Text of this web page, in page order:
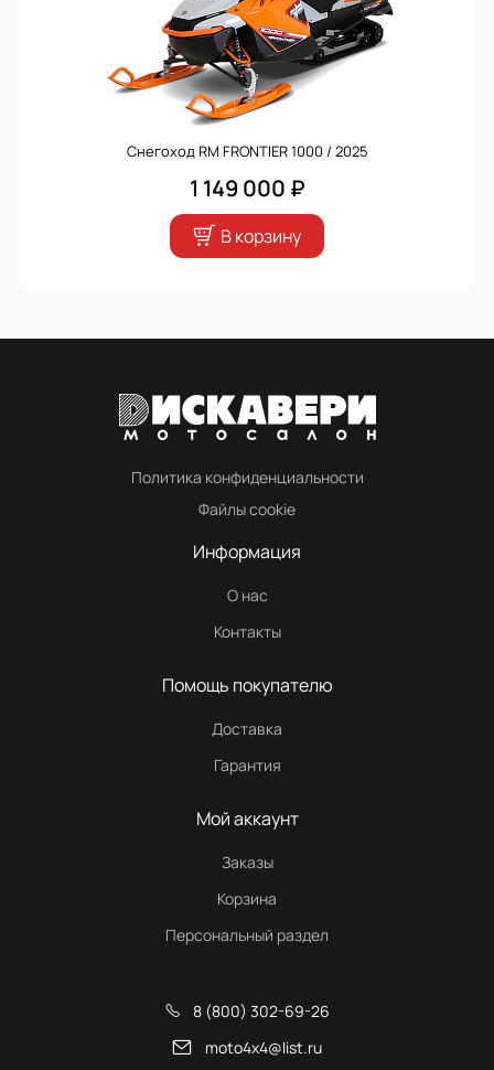
Снегоход RM FRONTIER 1000 / 2025
1 149 000 ₽
В корзину
Политика конфиденциальности
Файлы cookie
Информация
О нас
Контакты
Помощь покупателю
Доставка
Гарантия
Мой аккаунт
Заказы
Корзина
Персональный раздел
8 (800) 302-69-26
moto4x4@list.ru